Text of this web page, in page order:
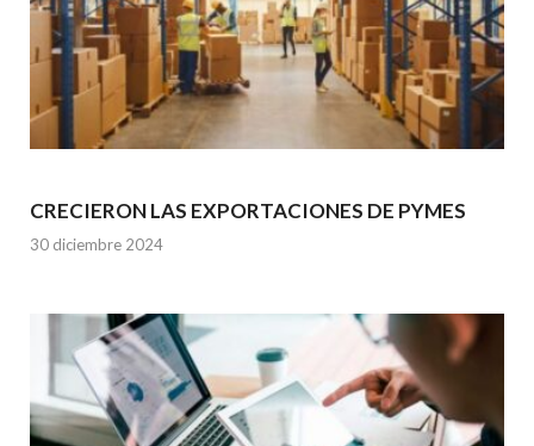
CRECIERON LAS EXPORTACIONES DE PYMES
30 diciembre 2024